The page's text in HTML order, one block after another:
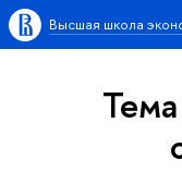
Высшая школа